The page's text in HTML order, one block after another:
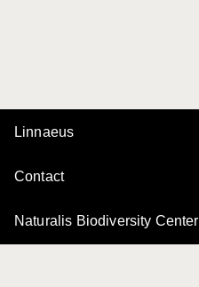
Linnaeus
Contact
Naturalis Biodiversity Center